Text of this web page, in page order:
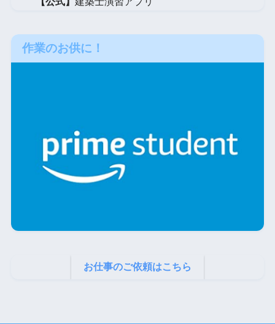
作業のお供に！
お仕事のご依頼はこちら